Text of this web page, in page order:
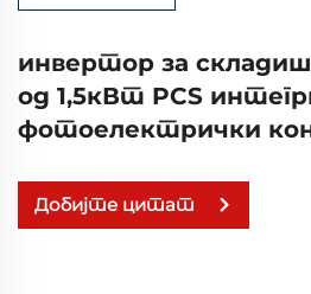
инвертор за
од 1,5кВт PCS
фотоелектрички
Добијте цитат